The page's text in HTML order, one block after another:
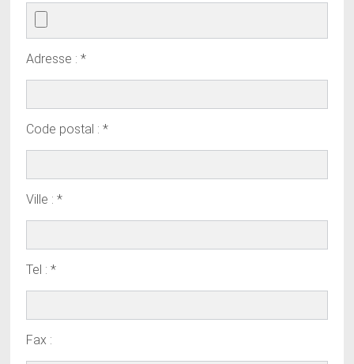
Adresse : *
Code postal : *
Ville : *
Tel : *
Fax :